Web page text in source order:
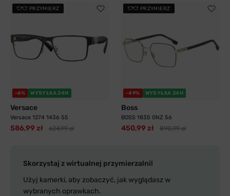
PRZYMIERZ
-6% WYSYŁKA 24H
Versace
Versace 1274 1436 55
586,99 zł 624,99 zł
Skorzystaj z wirtualnej przymierzalni!
Użyj kamerki, aby zobaczyć, jak wyglądasz w
wybranych oprawkach.
PRZYMIERZ
-49% WYSYŁKA 24H
Boss
BOSS 1835 0NZ 56
450,99 zł 890,99 zł